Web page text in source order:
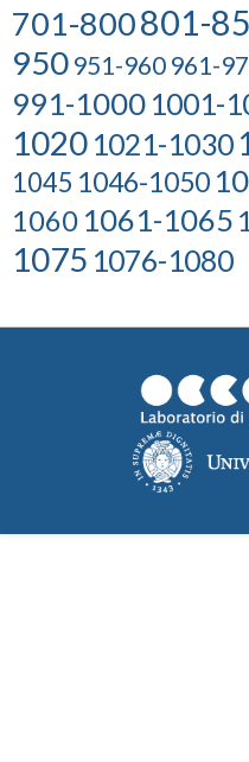
701-800801-
950 951-960 961-
991-1000 1001-
1020 1021-1030
1045 1046-1050
1060 1061-1065
1075 1076-1080